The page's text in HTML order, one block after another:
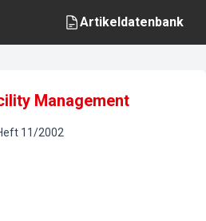
Artikeldatenbank
Management
11/2002